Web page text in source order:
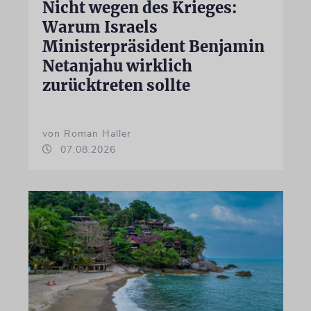
Nicht wegen des Krieges:
Warum Israels
Ministerpräsident Benjamin
Netanjahu wirklich
zurücktreten sollte
von Roman Haller
07.08.2026